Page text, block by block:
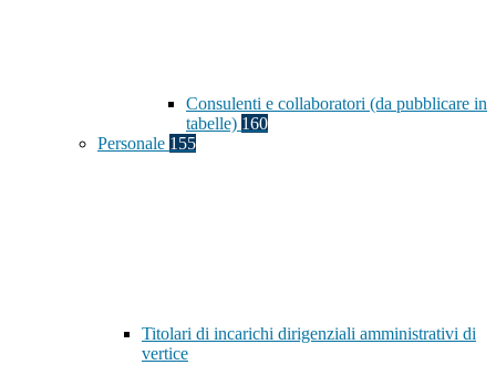
Consulenti e collaboratori (da pubblicare in
tabelle) 160
Personale 155
Titolari di incarichi dirigenziali amministrativi di
vertice